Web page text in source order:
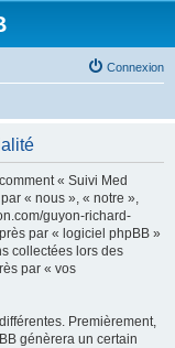
Connexion
« Suivi Med
« nous », « notre »,
guyon-richard-
par « logiciel phpBB »
collectées lors des
par « vos
Premièrement,
génèrera un certain